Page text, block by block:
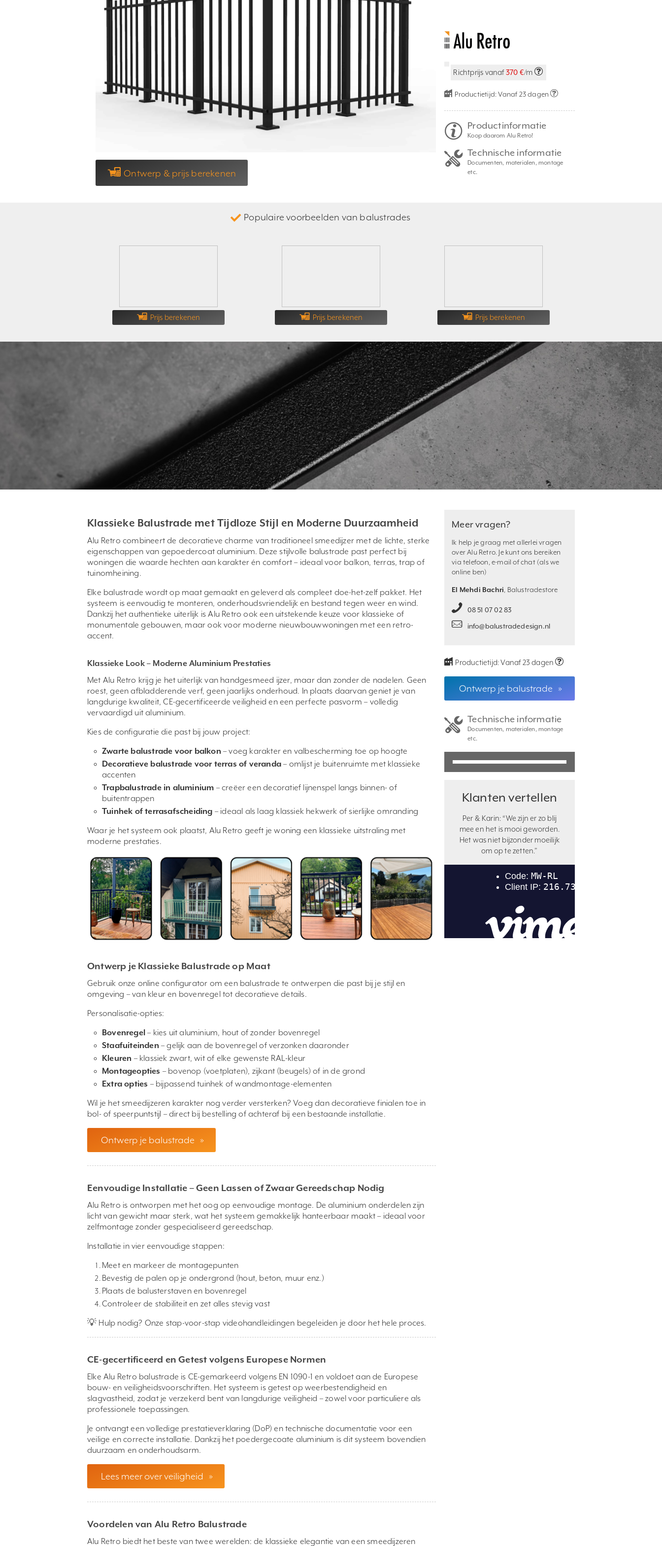
Ontwerp & prijs berekenen
Richtprijs vanaf370 €/m
Productietijd:Vanaf 23 dagen
Productinformatie
Koop daarom Alu Retro!
Technische informatie
Documenten, materialen, montage
etc.
Populaire voorbeelden van balustrades
Prijs berekenen Prijs berekenen Prijs berekenen
Klassieke Balustrade met Tijdloze Stijl en Moderne Duurzaamheid
Alu Retro combineert de decoratieve charme van traditioneel smeedijzer met de lichte, sterke
eigenschappen van gepoedercoat aluminium. Deze stijlvolle balustrade past perfect bij
woningen die waarde hechten aan karakter én comfort – ideaal voor balkon, terras, trap of
tuinomheining.
Elke balustrade wordt op maat gemaakt en geleverd als compleet doe-het-zelf pakket. Het
systeem is eenvoudig te monteren, onderhoudsvriendelijk en bestand tegen weer en wind.
Dankzij het authentieke uiterlijk is Alu Retro ook een uitstekende keuze voor klassieke of
monumentale gebouwen, maar ook voor moderne nieuwbouwwoningen met een retro-
accent.
Klassieke Look – Moderne Aluminium Prestaties
Met Alu Retro krijg je het uiterlijk van handgesmeed ijzer, maar dan zonder de nadelen. Geen
roest, geen afbladderende verf, geen jaarlijks onderhoud. In plaats daarvan geniet je van
langdurige kwaliteit, CE-gecertificeerde veiligheid en een perfecte pasvorm – volledig
vervaardigd uit aluminium.
Kies de configuratie die past bij jouw project:
Zwarte balustrade voor balkon – voeg karakter en valbescherming toe op hoogte
Decoratieve balustrade voor terras of veranda – omlijst je buitenruimte met klassieke
accenten
Trapbalustrade in aluminium – creëer een decoratief lijnenspel langs binnen- of
buitentrappen
Tuinhek of terrasafscheiding – ideaal als laag klassiek hekwerk of sierlijke omranding
Waar je het systeem ook plaatst, Alu Retro geeft je woning een klassieke uitstraling met
moderne prestaties.
Ontwerp je Klassieke Balustrade op Maat
Gebruik onze online configurator om een balustrade te ontwerpen die past bij je stijl en
omgeving – van kleur en bovenregel tot decoratieve details.
Personalisatie-opties:
Bovenregel – kies uit aluminium, hout of zonder bovenregel
Staafuiteinden – gelijk aan de bovenregel of verzonken daaronder
Kleuren – klassiek zwart, wit of elke gewenste RAL-kleur
Montageopties – bovenop (voetplaten), zijkant (beugels) of in de grond
Extra opties – bijpassend tuinhek of wandmontage-elementen
Wil je het smeedijzeren karakter nog verder versterken? Voeg dan decoratieve finialen toe in
bol- of speerpuntstijl – direct bij bestelling of achteraf bij een bestaande installatie.
Ontwerp je balustrade »
Eenvoudige Installatie – Geen Lassen of Zwaar Gereedschap Nodig
Alu Retro is ontworpen met het oog op eenvoudige montage. De aluminium onderdelen zijn
licht van gewicht maar sterk, wat het systeem gemakkelijk hanteerbaar maakt – ideaal voor
zelfmontage zonder gespecialiseerd gereedschap.
Installatie in vier eenvoudige stappen:
Meet en markeer de montagepunten
Bevestig de palen op je ondergrond (hout, beton, muur enz.)
Plaats de balusterstaven en bovenregel
Controleer de stabiliteit en zet alles stevig vast
💡 Hulp nodig? Onze stap-voor-stap videohandleidingen begeleiden je door het hele proces.
CE-gecertificeerd en Getest volgens Europese Normen
Elke Alu Retro balustrade is CE-gemarkeerd volgens EN 1090-1 en voldoet aan de Europese
bouw- en veiligheidsvoorschriften. Het systeem is getest op weerbestendigheid en
slagvastheid, zodat je verzekerd bent van langdurige veiligheid – zowel voor particuliere als
professionele toepassingen.
Je ontvangt een volledige prestatieverklaring (DoP) en technische documentatie voor een
veilige en correcte installatie. Dankzij het poedergecoate aluminium is dit systeem bovendien
duurzaam en onderhoudsarm.
Lees meer over veiligheid »
Voordelen van Alu Retro Balustrade
Alu Retro biedt het beste van twee werelden: de klassieke elegantie van een smeedijzeren
Meer vragen?
Ik help je graag met allerlei vragen
over Alu Retro. Je kunt ons bereiken
via telefoon, e-mail of chat (als we
online ben)
El Mehdi Bachri , Balustradestore
08 51 07 02 83
info@balustradedesign.nl
Productietijd:Vanaf 23 dagen
Ontwerp je balustrade »
Technische informatie
Documenten, materialen, montage
etc.
Klanten vertellen
Per & Karin: “We zijn er zo blij
mee en het is mooi geworden.
Het was niet bijzonder moeilijk
om op te zetten.”